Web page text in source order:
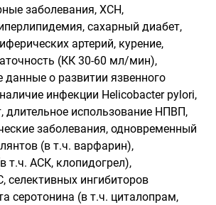
заболевания, ХСН,
сахарный диабет,
артерий, курение,
(КК 30-60 мл/мин),
данные о развитии язвенного
инфекции Helicobacter pylori,
длительное использование НПВП,
заболевания, одновременный
(в т.ч. варфарин),
т.ч. АСК, клопидогрел),
селективных ингибиторов
серотонина (в т.ч. циталопрам,